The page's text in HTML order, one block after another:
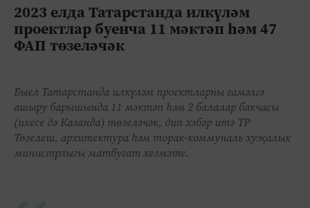
2023 елда Татарстанда илкүләм
проектлар буенча 11 мәктәп һәм 47
ФАП төзеләчәк
Быел Татарстанда илкүләм проектларны гамәлгә
ашыру барышында 11 мәктәп һәм 2 балалар бакчасы
(икесе дә Казанда) төзеләчәк, дип хәбәр итә ТР
Төзелеш, архитектура һәм торак-коммуналь хуҗалык
министрлыгы матбугат хезмәте.